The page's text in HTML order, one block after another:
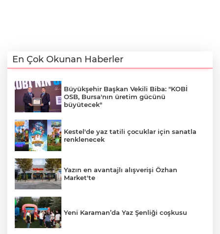
En Çok Okunan Haberler
Büyükşehir Başkan Vekili Biba: "KOBİ
OSB, Bursa'nın üretim gücünü
büyütecek"
Kestel'de yaz tatili çocuklar için sanatla
renklenecek
Yazın en avantajlı alışverişi Özhan
Market'te
Yeni Karaman’da Yaz Şenliği coşkusu